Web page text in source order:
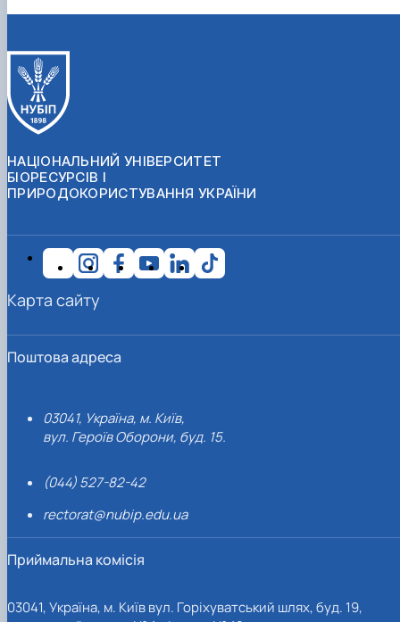
НАЦІОНАЛЬНИЙ УНІВЕРСИТЕТ
БІОРЕСУРСІВ І
ПРИРОДОКОРИСТУВАННЯ УКРАЇНИ
Поштова адреса
03041, Україна, м. Київ,
вул. Героїв Оборони, буд. 15.
(044) 527-82-42
rectorat@nubip.edu.ua
Приймальна комісія
03041, Україна, м. Київ вул. Горіхуватський шлях, буд. 19,
Карта сайту